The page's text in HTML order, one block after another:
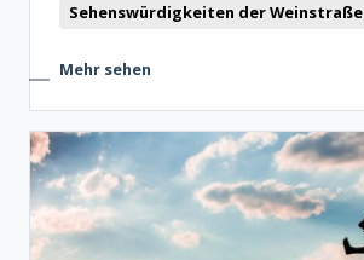
Sehenswürdigkeiten der Weinstraße
Mehr sehen